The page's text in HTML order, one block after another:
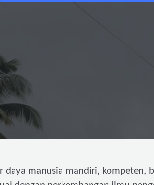
daya manusia mandiri, kompeten,